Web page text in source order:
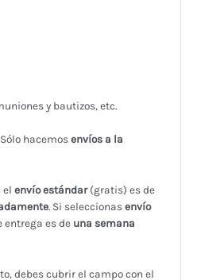
y bautizos, etc.
hacemosenvíos a la
el envío estándar(gratis) es de
. Si seleccionasenvío
entrega es de una semana
debes cubrir el campo con el